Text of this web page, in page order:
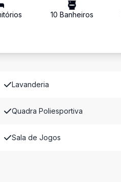
s 10 Banheiros
Lavanderia
Quadra Poliesportiva
Sala de Jogos